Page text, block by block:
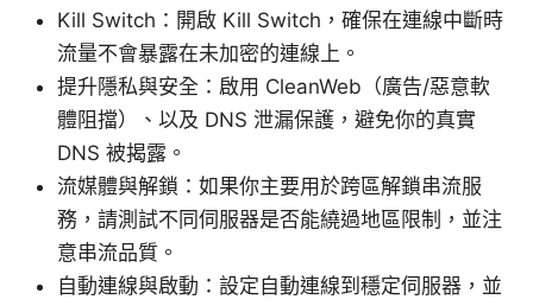
Kill Switch：開啟 Kill Switch，確保在連線中斷時
流量不會暴露在未加密的連線上。
提升隱私與安全：啟用 CleanWeb（廣告/惡意軟
體阻擋）、以及 DNS 泄漏保護，避免你的真實
DNS 被揭露。
流媒體與解鎖：如果你主要用於跨區解鎖串流服
務，請測試不同伺服器是否能繞過地區限制，並注
意串流品質。
自動連線與啟動：設定自動連線到穩定伺服器，並